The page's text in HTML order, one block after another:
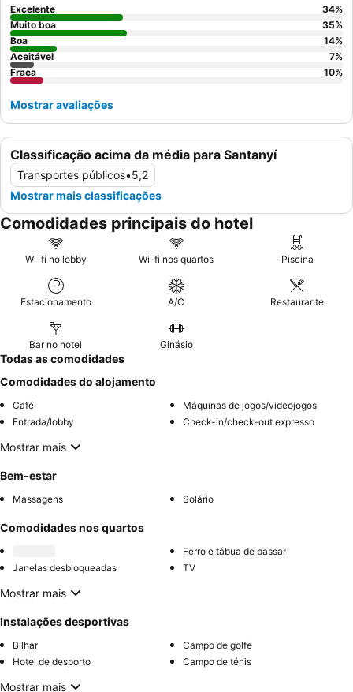
devem considerar pedir um quarto virado para o jardim.
Classificação acima da média para Santanyí
Transportes públicos•5,2
Mostrar mais classificações
Excelente 34%
Muito boa
35%
Boa
14%
Aceitável
7%
Fraca
10%
Mostrar avaliações
Comodidades principais do hotel
Wi-fi no lobby Wi-fi nos quartos Piscina
Estacionamento A/C Restaurante
Bar no hotel Ginásio
Todas as comodidades
Comodidades do alojamento
Café
Máquinas de jogos/videojogos
Entrada/lobby
Check-in/check-out expresso
Mostrar mais
Bem-estar
Massagens Solário
Comodidades nos quartos
Ferro e tábua de passar
Janelas desbloqueadas
TV
Mostrar mais
Instalações desportivas
Bilhar
Campo de golfe
Hotel de desporto
Campo de ténis
Mostrar mais